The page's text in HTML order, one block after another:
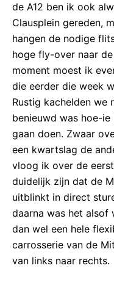
de A12 ben ik ook
Clausplein gereden,
hangen de nodige
hoge fly-over naar
moment moest ik
die eerder die week
Rustig kachelden we
benieuwd was hoe-
gaan doen. Zwaar
een kwartslag de
vloog ik over de
duidelijk zijn dat de
uitblinkt in direct
daarna was het alsof
dan wel een hele
carrosserie van de
van links naar rechts.